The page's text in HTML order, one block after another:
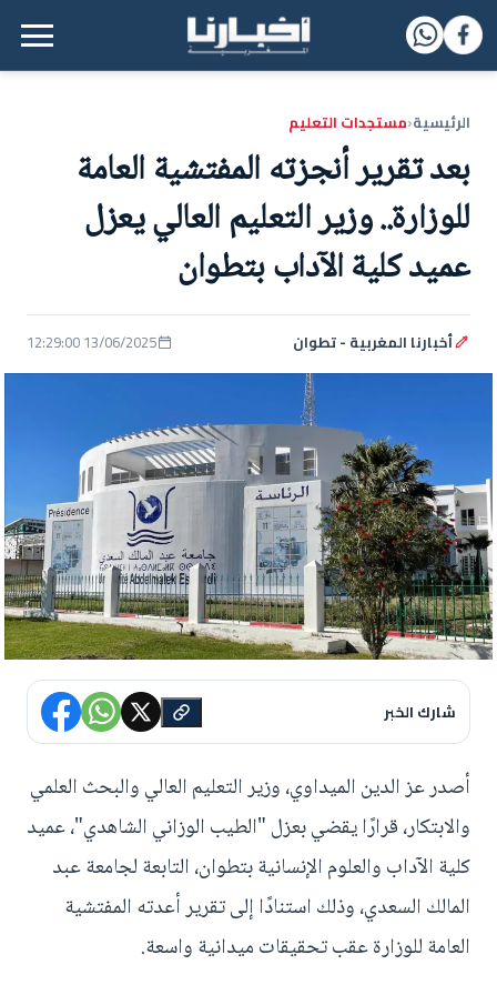
القائمة الرئيسية
الرئيسية‹مستجدات التعليم
بعد تقرير أنجزته المفتشية العامة
للوزارة.. وزير التعليم العالي يعزل
عميد كلية الآداب بتطوان
أخبارنا المغربية - تطوان 13/06/2025 12:29:00
شارك الخبر
أصدر عز الدين الميداوي، وزير التعليم العالي والبحث العلمي
والابتكار، قرارًا يقضي بعزل "الطيب الوزاني الشاهدي"، عميد
كلية الآداب والعلوم الإنسانية بتطوان، التابعة لجامعة عبد
المالك السعدي، وذلك استنادًا إلى تقرير أعدته المفتشية
العامة للوزارة عقب تحقيقات ميدانية واسعة.